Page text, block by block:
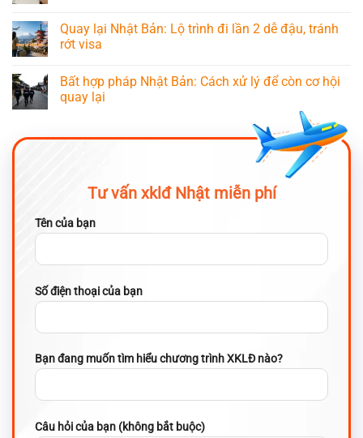
Quay lại Nhật Bản: Lộ trình đi lần 2 dễ đậu, tránh
rớt visa
Bất hợp pháp Nhật Bản: Cách xử lý để còn cơ hội
quay lại
Tư vấn xklđ Nhật miễn phí
Tên của bạn
Số điện thoại của bạn
Bạn đang muốn tìm hiểu chương trình XKLĐ nào?
Câu hỏi của bạn (không bắt buộc)